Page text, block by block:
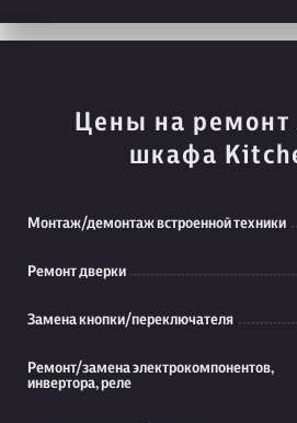
Цены на ремонт
шкафа
Монтаж/демонтаж встроенной техники
Ремонт дверки
Замена кнопки/переключателя
Ремонт/замена электрокомпонентов,
инвертора, реле